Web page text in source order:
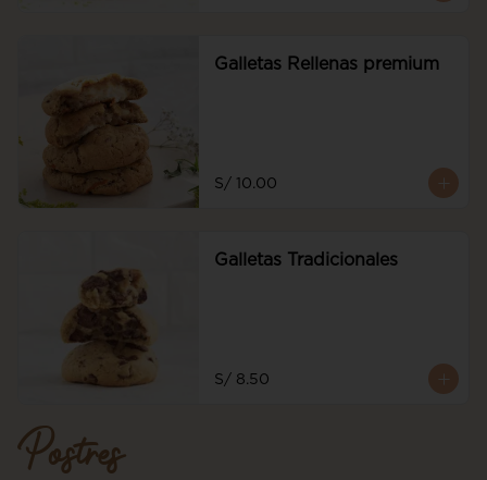
Galletas Rellenas premium
S/ 10.00
Galletas Tradicionales
S/ 8.50
Postres